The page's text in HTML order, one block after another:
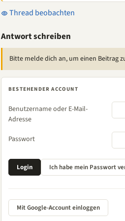
Thread beobachten
Antwort schreiben
Bitte melde dich an, um einen Beitrag
BESTEHENDER ACCOUNT
Benutzername oder E-Mail-
Adresse
Passwort
Mit Google-Account einloggen